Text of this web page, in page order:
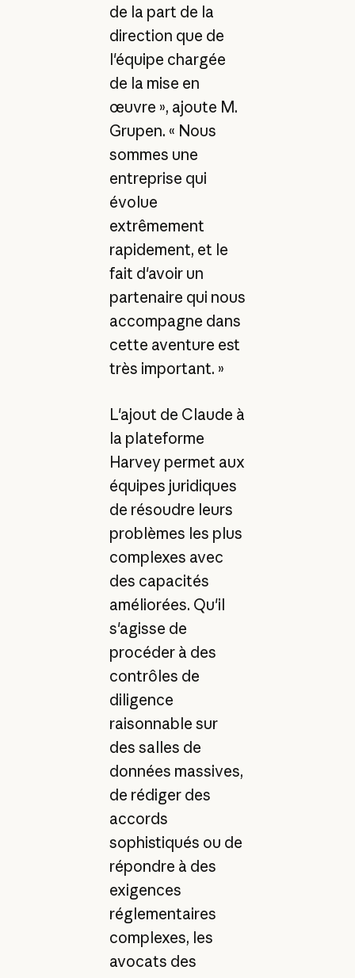
de la part de la
direction que de
l'équipe chargée
de la mise en
œuvre », ajoute M.
Grupen. « Nous
sommes une
entreprise qui
évolue
extrêmement
rapidement, et le
fait d'avoir un
partenaire qui nous
accompagne dans
cette aventure est
très important. »
L'ajout de Claude à
la plateforme
Harvey permet aux
équipes juridiques
de résoudre leurs
problèmes les plus
complexes avec
des capacités
améliorées. Qu'il
s'agisse de
procéder à des
contrôles de
diligence
raisonnable sur
des salles de
données massives,
de rédiger des
accords
sophistiqués ou de
répondre à des
exigences
réglementaires
complexes, les
avocats des